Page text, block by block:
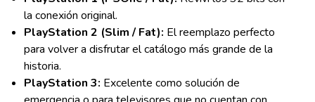
la conexión original.
PlayStation 2 (Slim / Fat): El reemplazo perfecto
para volver a disfrutar el catálogo más grande de la
historia.
PlayStation 3: Excelente como solución de